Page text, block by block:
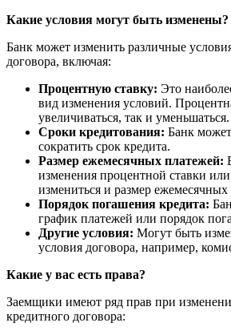
Какие условия могут быть изменены?
Банк может изменить различные
договора, включая:
Процентную ставку: Это
вид изменения условий.
увеличиваться, так и уменьшаться.
Сроки кредитования: Банк
сократить срок кредита.
Размер ежемесячных платежей:
изменения процентной ставки
измениться и размер ежемесячных
Порядок погашения кредита:
график платежей или порядок
Другие условия: Могут быть
условия договора, например,
Какие у вас есть права?
Заемщики имеют ряд прав при
кредитного договора: